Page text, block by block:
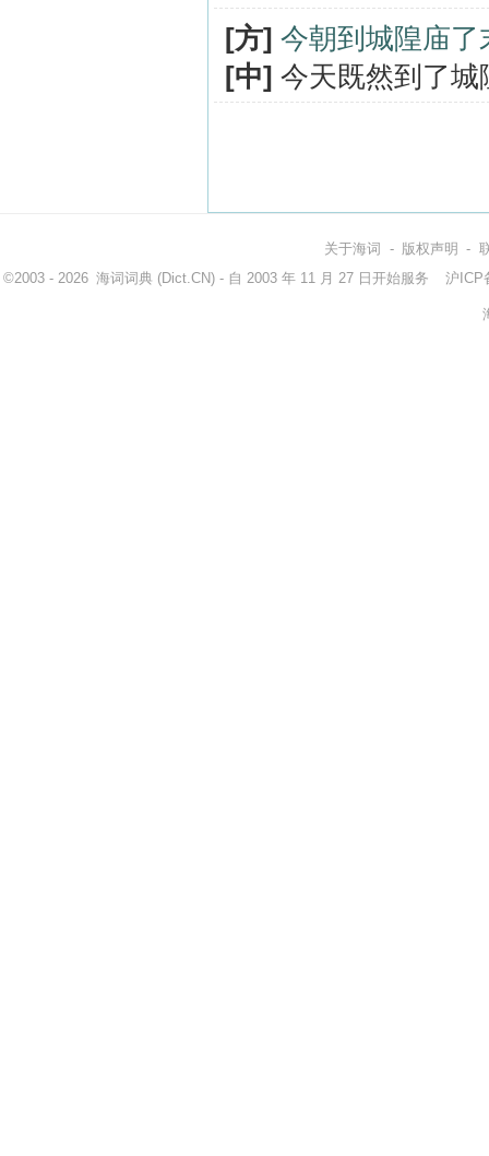
[方] 今朝到城隍庙
[中] 今天既然到了
关于海词 - 版权声明 -
©2003 - 2026 海词词典 (Dict.CN) - 自 2003 年 11 月 27 日开始服务 沪ICP